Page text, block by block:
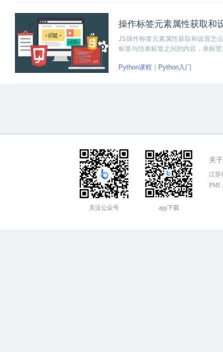
操作标签元素属性获取和
JS操作标签元素属性获取和设置怎
标签与结束标签之间的内容，单标
Python课程
Python入门
关注公众号 app下载
关
江苏
PMI